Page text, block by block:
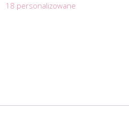
18 personalizowane